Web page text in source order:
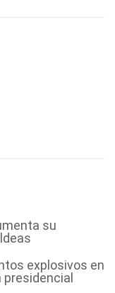
su
explosivos en